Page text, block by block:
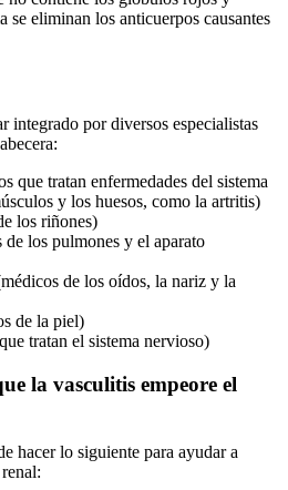
se eliminan los anticuerpos causantes
integrado por diversos especialistas
que tratan enfermedades del sistema
y los huesos, como la artritis)
los riñones)
los pulmones y el aparato
de los oídos, la nariz y la
de la piel)
tratan el sistema nervioso)
la vasculitis empeore el
hacer lo siguiente para ayudar a